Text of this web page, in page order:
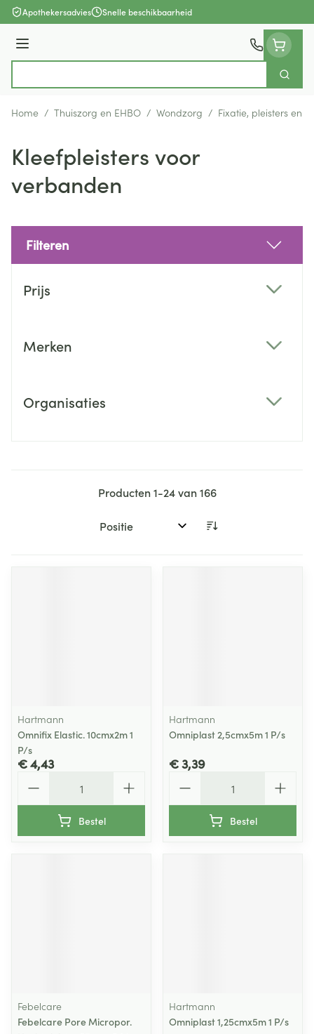
Ga naar de inhoud
Apothekersadvies Snelle beschikbaarheid
Menu
Zoek
Home / Thuiszorg en EHBO / Wondzorg / Fixatie, pleisters en
Kleefpleisters voor
verbanden
Filteren
Prijs
Merken
Organisaties
Producten1-24van166
Sorteer op:
Hartmann
Omnifix Elastic. 10cmx2m 1
P/s
€ 4,43
Bestel
Hartmann
Omniplast 2,5cmx5m 1 P/s
€ 3,39
Bestel
Febelcare
Febelcare Pore Micropor.
Hartmann
Omniplast 1,25cmx5m 1 P/s